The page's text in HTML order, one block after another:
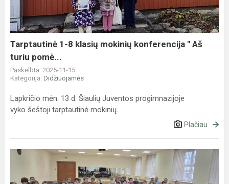
mokinių
konferencija
"
Aš
turiu
pomė...
Tarptautinė 1-8 klasių mokinių konferencija " Aš
turiu pomė...
Paskelbta: 2025-11-15
Kategorija: Didžiuojamės
Lapkričio mėn. 13 d. Šiaulių Juventos progimnazijoje
vyko šeštoji tarptautinė mokinių...
Plačiau
Susitikimai
Mariumi